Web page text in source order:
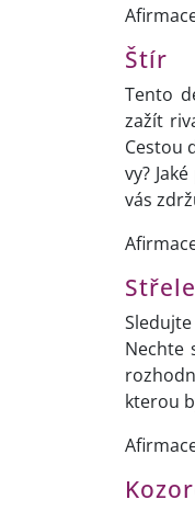
Štír
Tento
zažít
Cestou
vy?
vás
Nechte
kterou